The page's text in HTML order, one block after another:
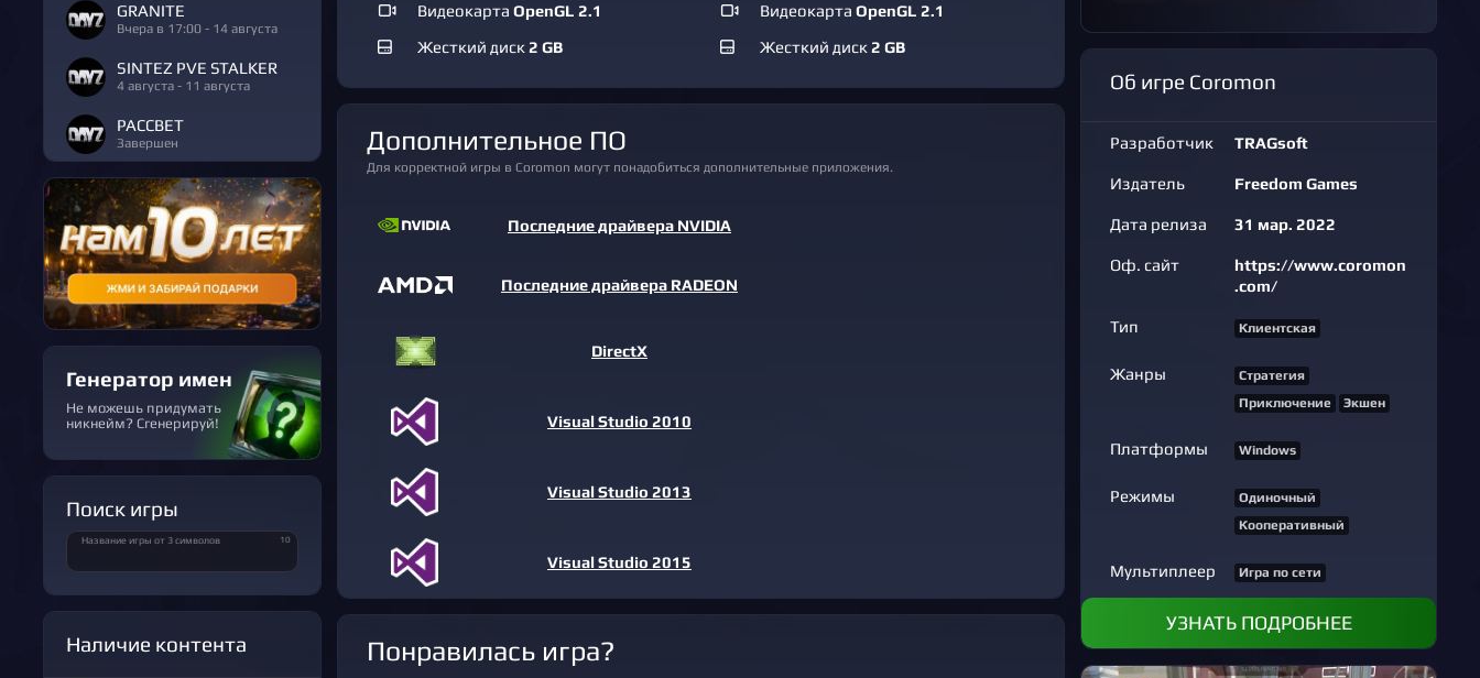
GRANITE
Вчера в 17:00 - 14 августа
SINTEZ PVE STALKER
4 августа - 11 августа
РАССВЕТ
Завершен
Генератор имен
Не можешь придумать
никнейм? Сгенерируй!
Поиск игры
Название игры от 3 символов 10
Наличие контента
Видеокарта OpenGL 2.1
Жесткий диск2 GB
ВидеокартаOpenGL 2.1
Жесткий диск2 GB
Дополнительное ПО
Для корректной игры в Coromon могут понадобиться дополнительные приложения.
Последние драйвера NVIDIA
Последние драйвера RADEON
DirectX
Visual Studio 2010
Visual Studio 2013
Visual Studio 2015
Понравилась игра?
Об игре Coromon
Разработчик TRAGsoft
Издатель Freedom Games
Дата релиза 31 мар. 2022
Оф. сайт
https://www.coromon
.com/
Тип Клиентская
Жанры
Стратегия
Приключение
Экшен
Платформы Windows
Режимы
Одиночный
Кооперативный
Мультиплеер Игра по сети
УЗНАТЬ ПОДРОБНЕЕ